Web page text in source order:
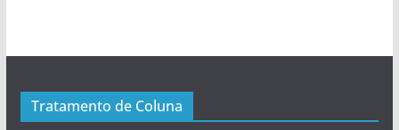
Tratamento de Coluna